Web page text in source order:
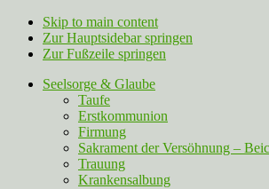
Skip to main content
Zur Hauptsidebar springen
Zur Fußzeile springen
Seelsorge & Glaube
Taufe
Erstkommunion
Firmung
Sakrament der Versöhnung –
Trauung
Krankensalbung